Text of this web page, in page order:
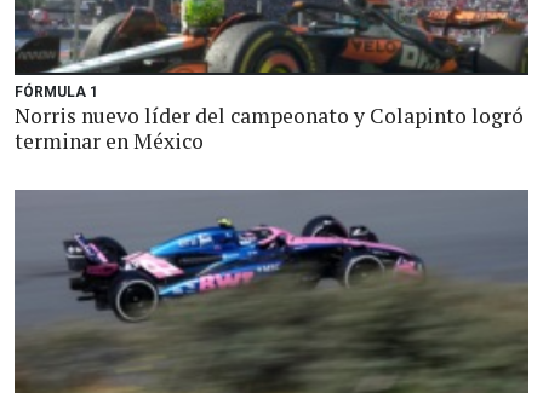
FÓRMULA 1
Norris nuevo líder del campeonato y Colapinto logró
terminar en México